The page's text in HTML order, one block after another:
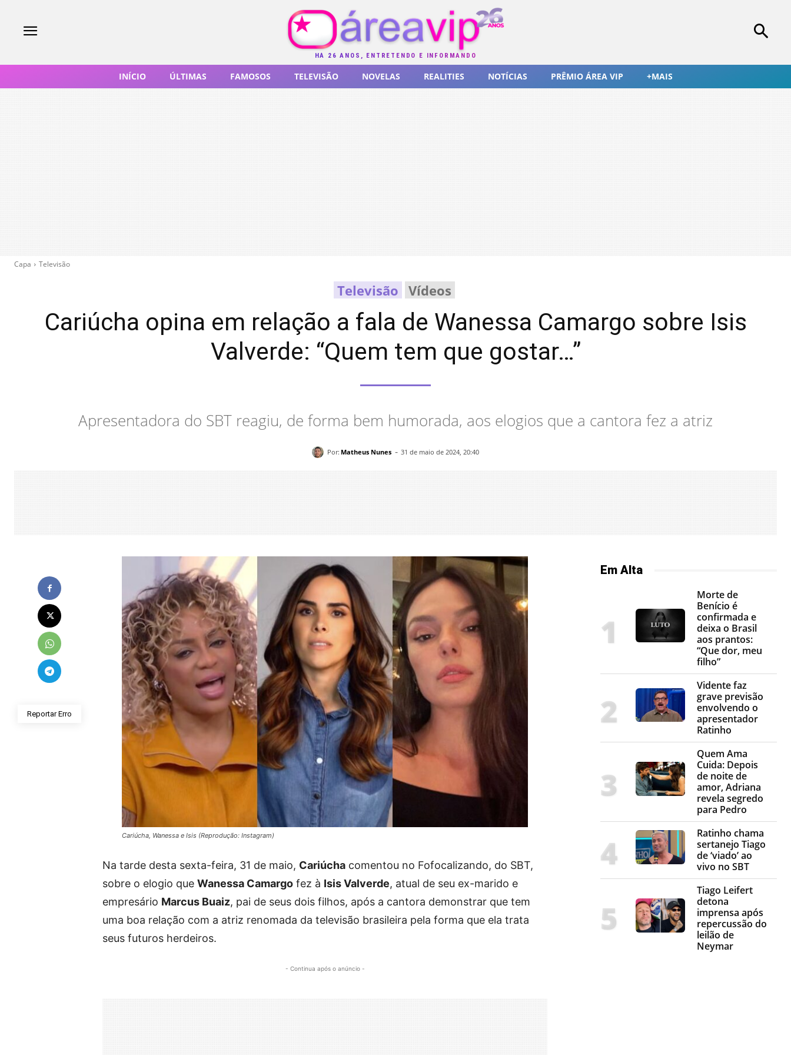
HÁ 26 ANOS, ENTRETENDO E INFORMANDO
INÍCIO ÚLTIMAS FAMOSOS TELEVISÃO NOVELAS REALITIES NOTÍCIAS PRÊMIO ÁREA VIP +MAIS
Capa Televisão
Televisão Vídeos
Cariúcha opina em relação a fala de Wanessa Camargo sobre Isis
Valverde: “Quem tem que gostar…”
Apresentadora do SBT reagiu, de forma bem humorada, aos elogios que a cantora fez a atriz
Por: Matheus Nunes - 31 de maio de 2024, 20:40
Reportar Erro
Cariúcha, Wanessa e Isis (Reprodução: Instagram)
Na tarde desta sexta-feira, 31 de maio, Cariúcha comentou no Fofocalizando, do SBT,
sobre o elogio que Wanessa Camargo fez à Isis Valverde, atual de seu ex-marido e
empresário Marcus Buaiz, pai de seus dois filhos, após a cantora demonstrar que tem
uma boa relação com a atriz renomada da televisão brasileira pela forma que ela trata
seus futuros herdeiros.
- Continua após o anúncio -
Em Alta
Morte de
Benício é
confirmada e
deixa o Brasil
aos prantos:
“Que dor, meu
filho”
Vidente faz
grave previsão
envolvendo o
apresentador
Ratinho
Quem Ama
Cuida: Depois
de noite de
amor, Adriana
revela segredo
para Pedro
Ratinho chama
sertanejo Tiago
de ‘viado’ ao
vivo no SBT
Tiago Leifert
detona
imprensa após
repercussão do
leilão de
Neymar